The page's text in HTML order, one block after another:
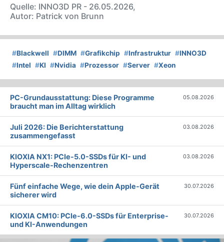
Quelle: INNO3D PR - 26.05.2026,
Autor: Patrick von Brunn
#Blackwell #DIMM #Grafikchip #Infrastruktur #INNO3D
#Intel #KI #Nvidia #Prozessor #Server #Xeon
PC-Grundausstattung: Diese Programme
braucht man im Alltag wirklich
05.08.2026
Juli 2026: Die Bericht­erstattung
zusammengefasst
03.08.2026
KIOXIA NX1: PCIe-5.0-SSDs für KI- und
Hyperscale-Rechenzentren
03.08.2026
Fünf einfache Wege, wie dein Apple-Gerät
sicherer wird
30.07.2026
KIOXIA CM10: PCIe-6.0-SSDs für Enterprise-
und KI-Anwendungen
30.07.2026